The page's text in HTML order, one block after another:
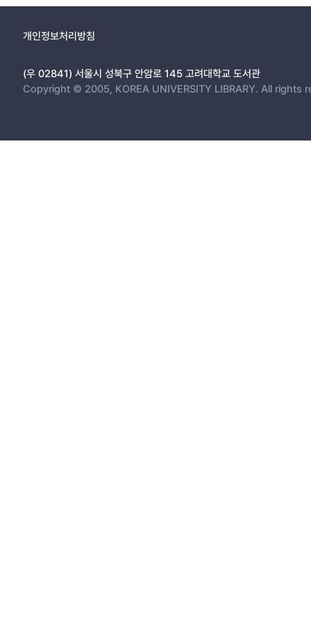
개인정보처리방침
(우 02841) 서울시 성북구 안암로 145 고려대학교 도서관
Copyright © 2005, KOREA UNIVERSITY LIBRARY. All rights